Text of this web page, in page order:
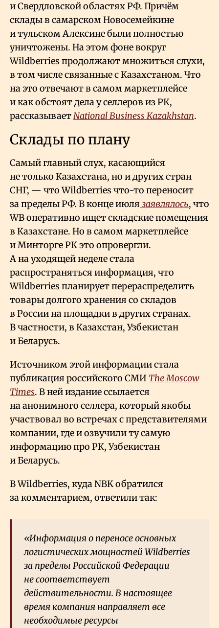
и Свердловской областях РФ. Причём
склады в самарском Новосемейкине
и тульском Алексине были полностью
уничтожены. На этом фоне вокруг
Wildberries продолжают множиться слухи,
в том числе связанные с Казахстаном. Что
на это отвечают в самом маркетплейсе
и как обстоят дела у селлеров из РК,
рассказываетNational Business Kazakhstan.
Склады по плану
Самый главный слух, касающийся
не только Казахстана, но и других стран
СНГ, — что Wildberries что-то переносит
за пределы РФ. В конце июля заявлялось, что
WB оперативно ищет складские помещения
в Казахстане. Но в самом маркетплейсе
и Минторге РК это опровергли.
А на уходящей неделе стала
распространяться информация, что
Wildberries планирует перераспределить
товары долгого хранения со складов
в России на площадки в других странах.
В частности, в Казахстан, Узбекистан
и Беларусь.
Источником этой информации стала
публикация российского СМИ The Moscow
Times. В ней издание ссылается
на анонимного селлера, который якобы
участвовал во встречах с представителями
компании, где и озвучили ту самую
информацию про РК, Узбекистан
и Беларусь.
В Wildberries, куда NBK обратился
за комментарием, ответили так:
«Информация о переносе основных
логистических мощностей Wildberries
за пределы Российской Федерации
не соответствует
действительности. В настоящее
время компания направляет все
необходимые ресурсы